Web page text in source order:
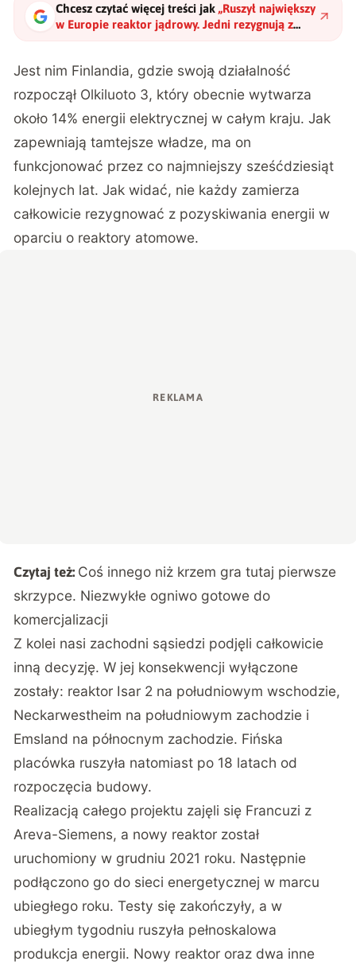
Chcesz czytać więcej treści jak „Ruszył największy
w Europie reaktor jądrowy. Jedni rezygnują z
atomu, inni wręcz przeciwnie"?
Jest nim Finlandia, gdzie swoją działalność
rozpoczął Olkiluoto 3, który obecnie wytwarza
około 14% energii elektrycznej w całym kraju. Jak
zapewniają tamtejsze władze, ma on
funkcjonować przez co najmniejszy sześćdziesiąt
kolejnych lat. Jak widać, nie każdy zamierza
całkowicie rezygnować z pozyskiwania energii w
oparciu o reaktory atomowe.
Czytaj też: Coś innego niż krzem gra tutaj pierwsze
skrzypce. Niezwykłe ogniwo gotowe do
komercjalizacji
Z kolei nasi zachodni sąsiedzi podjęli całkowicie
inną decyzję. W jej konsekwencji wyłączone
zostały: reaktor Isar 2 na południowym wschodzie,
Neckarwestheim na południowym zachodzie i
Emsland na północnym zachodzie. Fińska
placówka ruszyła natomiast po 18 latach od
rozpoczęcia budowy.
Realizacją całego projektu zajęli się Francuzi z
Areva-Siemens, a nowy reaktor został
uruchomiony w grudniu 2021 roku. Następnie
podłączono go do sieci energetycznej w marcu
ubiegłego roku. Testy się zakończyły, a w
ubiegłym tygodniu ruszyła pełnoskalowa
produkcja energii. Nowy reaktor oraz dwa inne